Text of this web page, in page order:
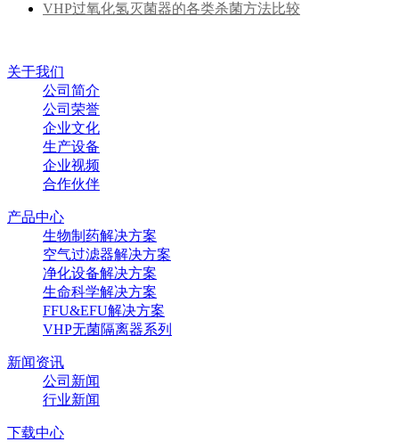
VHP过氧化氢灭菌器的各类杀菌方法比较
关于我们
公司简介
公司荣誉
企业文化
生产设备
企业视频
合作伙伴
产品中心
生物制药解决方案
空气过滤器解决方案
净化设备解决方案
生命科学解决方案
FFU&EFU解决方案
VHP无菌隔离器系列
新闻资讯
公司新闻
行业新闻
下载中心